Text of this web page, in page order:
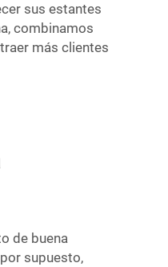
sus estantes
combinamos
más clientes
de buena
supuesto,